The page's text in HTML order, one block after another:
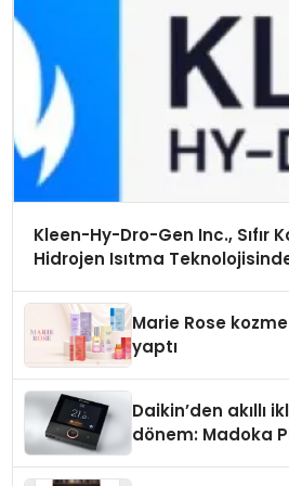
Kleen-Hy-Dro-Gen Inc., Sıfır
Hidrojen Isıtma
Marie Rose
yaptı
Daikin’den akıllı
dönem: Madoka